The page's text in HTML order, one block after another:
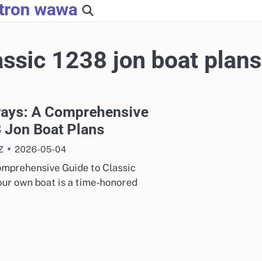
wawa
1238 jon boat plans
A Comprehensive
Jon Boat Plans
2026-05-04
Guide to Classic
own boat is a time-honored